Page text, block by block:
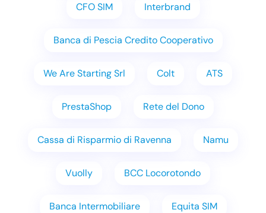
CFO SIM Interbrand
Banca di Pescia Credito Cooperativo
We Are Starting Srl Colt ATS
PrestaShop Rete del Dono
Cassa di Risparmio di Ravenna Namu
Vuolly BCC Locorotondo
Banca Intermobiliare Equita SIM